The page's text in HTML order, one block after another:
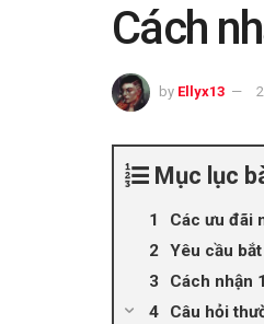
Cách
by Ellyx13
Mục lục
Các ưu đãi
Yêu cầu
Cách nhận
Câu hỏi